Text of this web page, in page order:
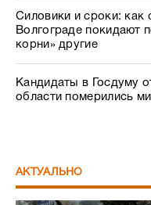
Силовики и сроки: как
Волгограде покидают
корни» другие
Кандидаты в Госдуму
области померились
АКТУАЛЬНО